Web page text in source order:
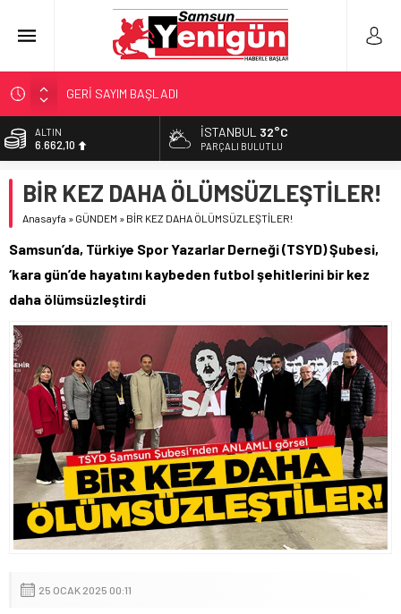
GERİ SAYIM BAŞLADI
SAMSUNSPOR’DA HEDEF 5’İNCİLİK!
‘BAFRA’YA YATIRIM YAPIN!’
YÖNETİCİ SEÇERKEN YAPILAN EN BÜYÜK HATALAR
BİST
13.779,39
47,6954
EURO
6.662,10
İSTANBUL 32°C
PARÇALI BULUTLU
BİR KEZ DAHA ÖLÜMSÜZLEŞTİLER!
Anasayfa » GÜNDEM » BİR KEZ DAHA ÖLÜMSÜZLEŞTİLER!
Samsun’da, Türkiye Spor Yazarlar Derneği (TSYD) Şubesi,
‘kara gün’de hayatını kaybeden futbol şehitlerini bir kez
daha ölümsüzleştirdi
25 OCAK 2025 00:11